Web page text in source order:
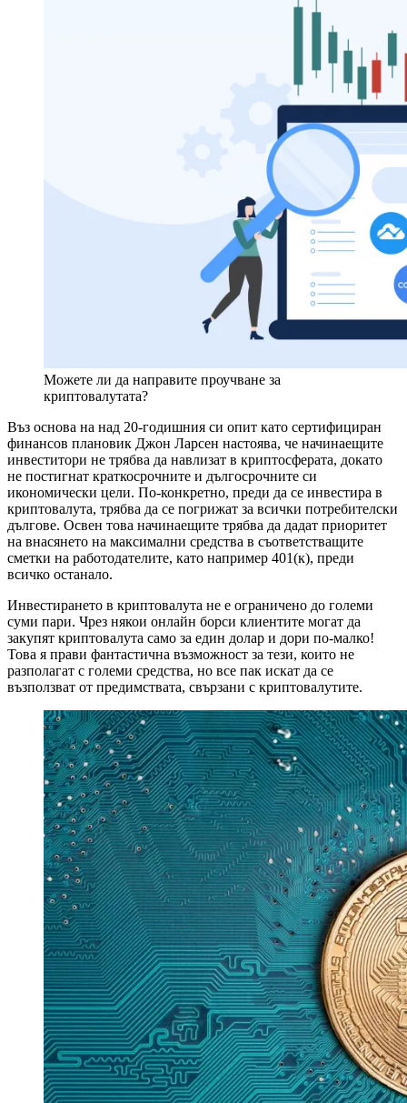
Можете ли да направите проучване за
криптовалутата?
Въз основа на над 20-годишния си опит като сертифициран
финансов плановик Джон Ларсен настоява, че начинаещите
инвеститори не трябва да навлизат в криптосферата, докато
не постигнат краткосрочните и дългосрочните си
икономически цели. По-конкретно, преди да се инвестира в
криптовалута, трябва да се погрижат за всички потребителски
дългове. Освен това начинаещите трябва да дадат приоритет
на внасянето на максимални средства в съответстващите
сметки на работодателите, като например 401(к), преди
всичко останало.
Инвестирането в криптовалута не е ограничено до големи
суми пари. Чрез някои онлайн борси клиентите могат да
закупят криптовалута само за един долар и дори по-малко!
Това я прави фантастична възможност за тези, които не
разполагат с големи средства, но все пак искат да се
възползват от предимствата, свързани с криптовалутите.